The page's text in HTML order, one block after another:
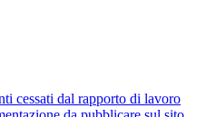
cessati dal rapporto di lavoro